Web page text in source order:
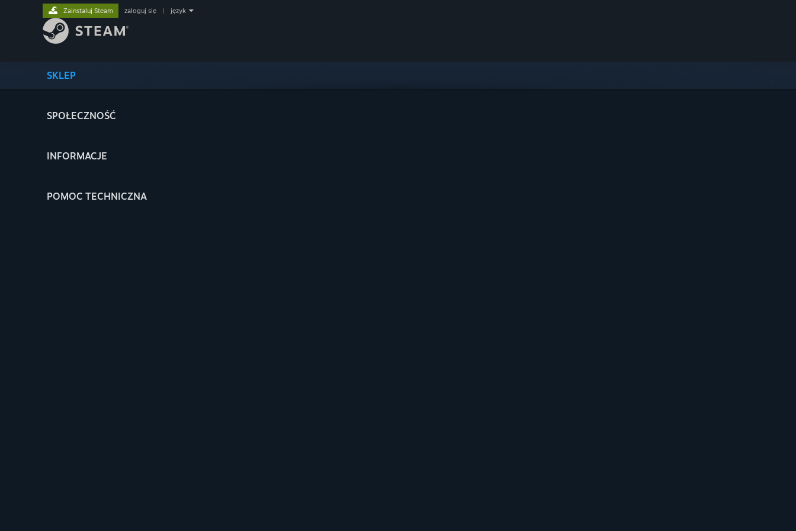
SKLEP
SPOŁECZNOŚĆ
INFORMACJE
POMOC TECHNICZNA
Zainstaluj Steam zaloguj się język